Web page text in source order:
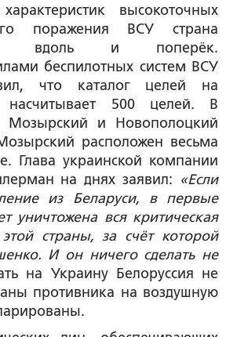
высокоточных
поражения ВСУ страна
вдоль и поперёк.
беспилотных систем ВСУ
что каталог целей на
насчитывает 500 целей. В
и Новополоцкий
расположен весьма
Глава украинской компании
на днях заявил: «Если
из Беларуси, в первые
уничтожена вся критическая
страны, за счёт которой
И он ничего сделать не
на Украину Белоруссия не
противника на воздушную